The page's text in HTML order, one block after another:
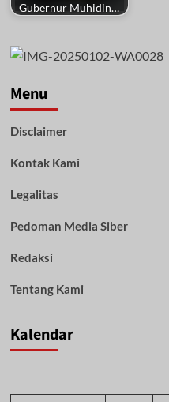
Gubernur Muhidin…
Menu
Disclaimer
Kontak Kami
Legalitas
Pedoman Media Siber
Redaksi
Tentang Kami
Kalendar